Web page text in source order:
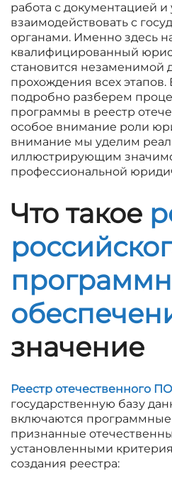
работа с документацией
взаимодействовать с
органами. Именно здесь
квалифицированный
становится незаменимой
прохождения всех этапов.
подробно разберем
программы в реестр
особое внимание роли
внимание мы уделим
иллюстрирующим
профессиональной
Что такое
значение
Реестр отечественного ПО
государственную базу
включаются программные
признанные
установленными
создания реестра: